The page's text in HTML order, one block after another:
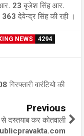
आर. 23 बृजेश सिंह आर.
देवेन्द्र सिंह की रही ।
NEWS
4294
गिरफ्तारी वारंटियो की
Previous
दस्तयाब कर कोतवाली
publicpravakta.com